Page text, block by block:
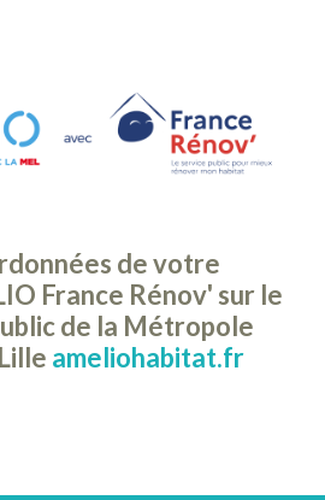
de votre
France Rénov' sur le
de la Métropole
ameliohabitat.fr